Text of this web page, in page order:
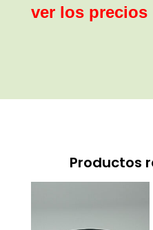
ver los precios
Productos